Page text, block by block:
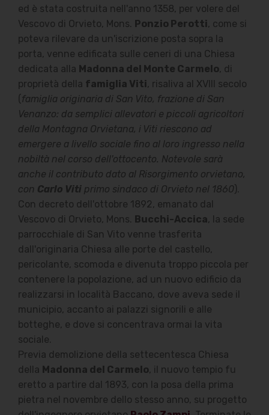
ed è stata costruita nell'anno 1358, per volere del
Vescovo di Orvieto, Mons. Ponzio Perotti, come si
poteva rilevare da un'iscrizione posta sopra la
porta, venne edificata sulle ceneri di una Chiesa
dedicata alla Madonna del Monte Carmelo, di
proprietà della famiglia Viti, risaliva al XVIII secolo
( famiglia originaria di San Vito, frazione di San
Venanzo: da semplici allevatori e piccoli agricoltori
della Montagna Orvietana, i Viti riescono ad
emergere a livello sociale fino al loro ingresso nella
nobiltà nel corso dell'ottocento. Notevole sarà
anche il contributo dato al Risorgimento orvietano,
con Carlo Viti primo sindaco di Orvieto nel 1860).
Con decreto dell'ottobre 1892, emanato dal
Vescovo di Orvieto, Mons. Bucchi-Accica, la sede
parrocchiale di San Vito venne trasferita
dall'originaria Chiesa alle porte del castello,
pericolante, scomoda e divenuta troppo piccola per
contenere la popolazione, ad un nuovo edificio da
realizzarsi in località Baccano, dove aveva sede il
municipio, accanto ai palazzi signorili e alle
botteghe, e dove si concentrava ormai la vita
sociale.
Previa demolizione della settecentesca Chiesa
della Madonna del Carmelo, il nuovo tempio fu
eretto a partire dal 1893, con la posa della prima
pietra nel novembre dello stesso anno, su progetto